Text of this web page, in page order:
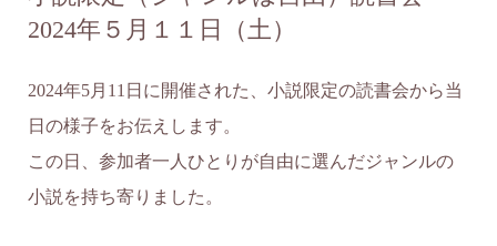
2024年５月１１日（土）
2024年5月11日に開催された、小説限定の読書会から当
日の様子をお伝えします。
この日、参加者一人ひとりが自由に選んだジャンルの
小説を持ち寄りました。